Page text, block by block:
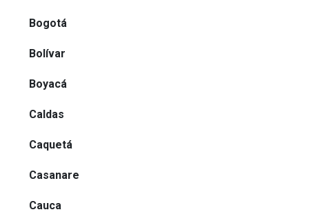
Bogotá
Bolívar
Boyacá
Caldas
Caquetá
Casanare
Cauca